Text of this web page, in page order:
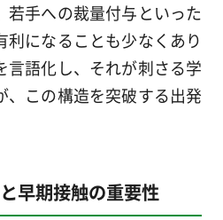
若手への裁量付与といった
利になることも少なくあり
言語化し、それが刺さる学
、この構造を突破する出発
早期接触の重要性